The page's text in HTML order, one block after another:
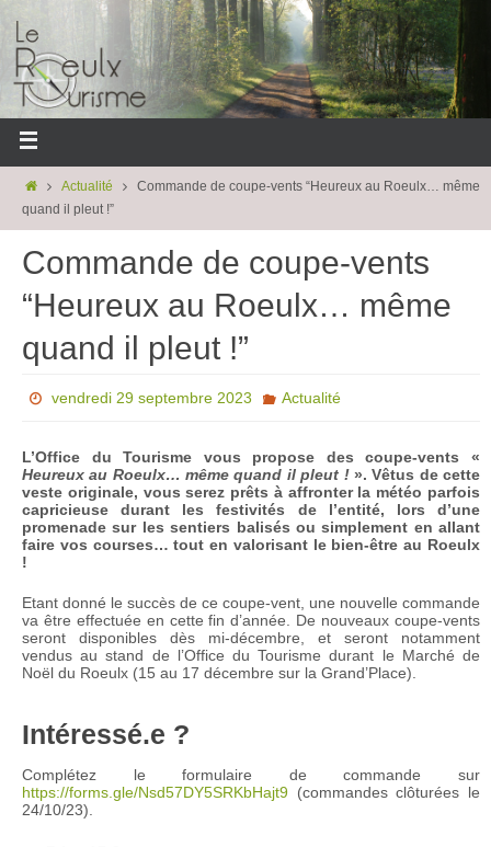
Actualité
Commande de coupe-vents “Heureux au Roeulx… même
quand il pleut !”
Commande de coupe-vents
“Heureux au Roeulx… même
quand il pleut !”
vendredi 29 septembre 2023 Actualité
L’Office du Tourisme vous propose des coupe-vents «
Heureux au Roeulx… même quand il pleut !». Vêtus de cette
veste originale, vous serez prêts à affronter la météo parfois
capricieuse durant les festivités de l’entité, lors d’une
promenade sur les sentiers balisés ou simplement en allant
faire vos courses… tout en valorisant le bien-être au Roeulx
!
Etant donné le succès de ce coupe-vent, une nouvelle commande
va être effectuée en cette fin d’année. De nouveaux coupe-vents
seront disponibles dès mi-décembre, et seront notamment
vendus au stand de l’Office du Tourisme durant le Marché de
Noël du Roeulx (15 au 17 décembre sur la Grand’Place).
Intéressé.e ?
Complétez le formulaire de commande sur
https://forms.gle/Nsd57DY5SRKbHajt9 (commandes clôturées le
24/10/23).